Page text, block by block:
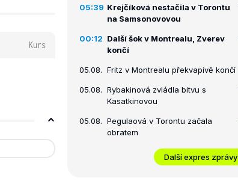
Kurs
05:39 Krejčíková nestačila v Torontu
na Samsonovovou
00:12 Další šok v Montrealu, Zverev
končí
05.08. Fritz v Montrealu překvapivě končí
05.08. Rybakinová zvládla bitvu s
Kasatkinovou
05.08. Pegulaová v Torontu začala
obratem
Další expres zprávy